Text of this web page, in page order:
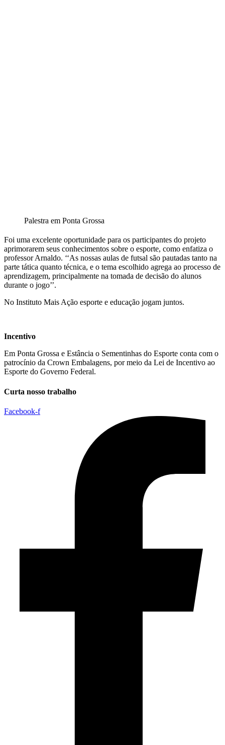
Palestra em Ponta Grossa
Foi uma excelente oportunidade para os participantes do projeto
aprimorarem seus conhecimentos sobre o esporte, como enfatiza o
professor Arnaldo. ‘‘As nossas aulas de futsal são pautadas tanto na
parte tática quanto técnica, e o tema escolhido agrega ao processo de
aprendizagem, principalmente na tomada de decisão do alunos
durante o jogo’’.
No Instituto Mais Ação esporte e educação jogam juntos.
Incentivo
Em Ponta Grossa e Estância o Sementinhas do Esporte conta com o
patrocínio da Crown Embalagens, por meio da Lei de Incentivo ao
Esporte do Governo Federal.
Curta nosso trabalho
Facebook-f